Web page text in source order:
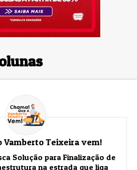
Vamberto Teixeira vem!
Solução para Finalização de
na estrada que liga